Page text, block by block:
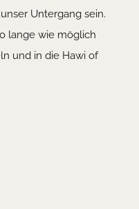
Untergang sein.
lange wie möglich
und in die Hawi of